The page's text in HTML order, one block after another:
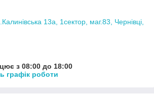
13а, 1сектор, маг.83, Чернівці,
з 08:00 до 18:00
графік роботи